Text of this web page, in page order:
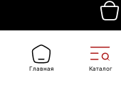
Сертификаты
Новости
Доставка
Контакты
Главная Каталог